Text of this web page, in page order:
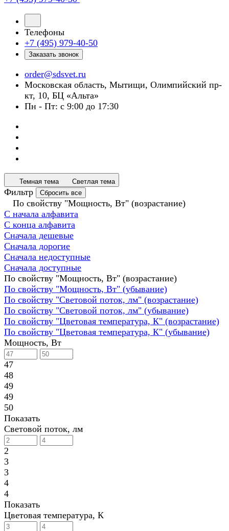
Телефоны
+7 (495) 979-40-50
Заказать звонок
order@sdsvet.ru
Московская область, Мытищи, Олимпийский пр-
кт, 10, БЦ «Альта»
Пн - Пт: с 9:00 до 17:30
Темная тема Светлая тема
Фильтр Сбросить все
По свойству "Мощность, Вт" (возрастание)
С начала алфавита
С конца алфавита
Сначала дешевые
Сначала дорогие
Сначала недоступные
Сначала доступные
По свойству "Мощность, Вт" (возрастание)
По свойству "Мощность, Вт" (убывание)
По свойству "Световой поток, лм" (возрастание)
По свойству "Световой поток, лм" (убывание)
По свойству "Цветовая температура, К" (возрастание)
По свойству "Цветовая температура, К" (убывание)
Мощность, Вт
47
48
49
49
50
Показать
Световой поток, лм
2
3
3
4
4
Показать
Цветовая температура, К